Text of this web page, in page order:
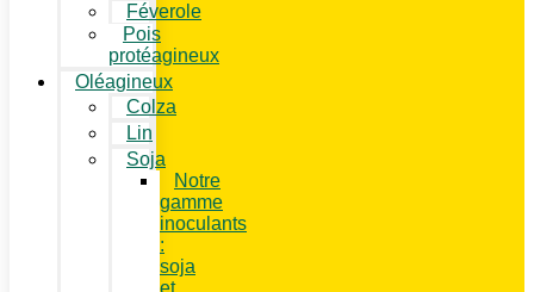
Féverole
Pois
protéagineux
Oléagineux
Colza
Lin
Soja
Notre
gamme
inoculants
:
soja
et